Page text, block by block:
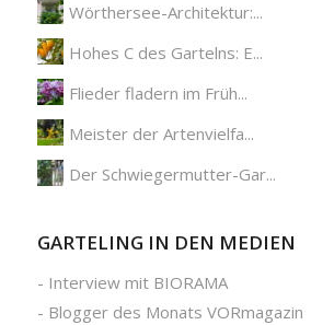
Wörthersee-Architektur:...
Hohes C des Gartelns: E...
Flieder fladern im Früh...
Meister der Artenvielfa...
Der Schwiegermutter-Gar...
GARTELING IN DEN MEDIEN
- Interview mit BIORAMA
- Blogger des Monats VORmagazin